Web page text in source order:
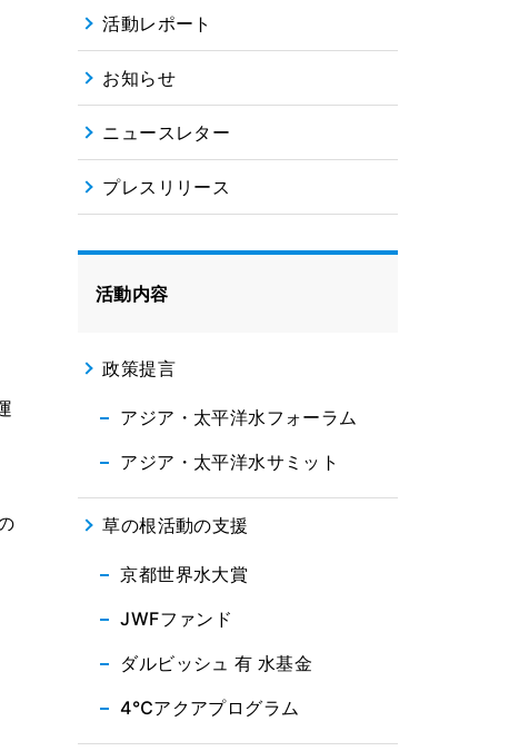
活動レポート
お知らせ
ニュースレター
プレスリリース
活動内容
政策提言
アジア・太平洋水フォーラム
アジア・太平洋水サミット
草の根活動の支援
京都世界水大賞
JWFファンド
ダルビッシュ 有 水基金
4℃アクアプログラム